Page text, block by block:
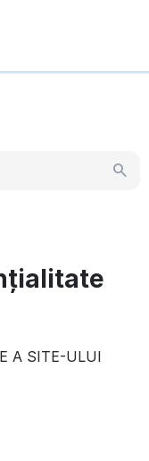
A SITE-ULUI